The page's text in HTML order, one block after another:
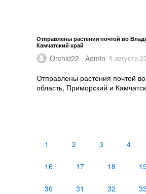
Отправлены растения почтой во
Камчатский край
Orchid22 . Admin 9 августа
Отправлены растения почтой
область, Приморский и
1 2 3 4
16 17 18
30 31 32 33